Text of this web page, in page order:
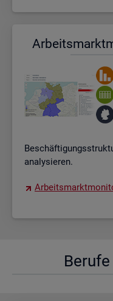
ana­ly­sie­ren.